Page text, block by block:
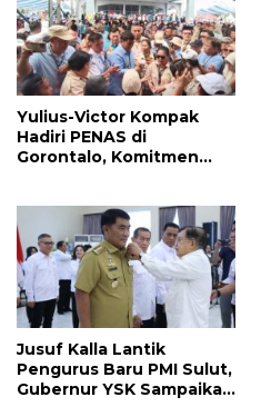
Yulius-Victor Kompak
Hadiri PENAS di
Gorontalo, Komitmen
Pangan Presiden
Prabowo
Jusuf Kalla Lantik
Pengurus Baru PMI Sulut,
Gubernur YSK Sampaikan